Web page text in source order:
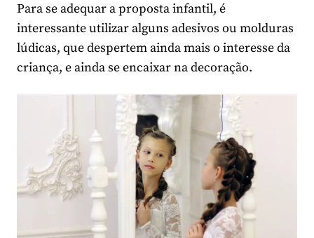
Para se adequar a proposta infantil, é
interessante utilizar alguns adesivos ou molduras
lúdicas, que despertem ainda mais o interesse da
criança, e ainda se encaixar na decoração.